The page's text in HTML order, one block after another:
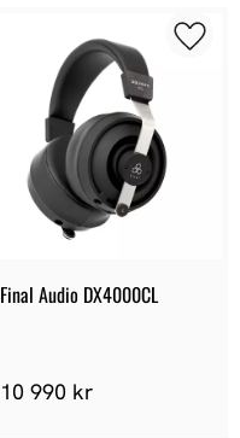
Final Audio DX4000CL
10 990 kr